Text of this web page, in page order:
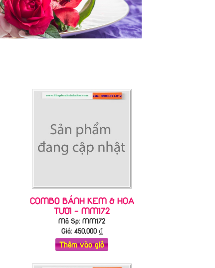
COMBO BÁNH KEM & HOA
TƯƠI - MM172
Mã Sp: MM172
Giá: 450,000₫
Thêm vào giỏ